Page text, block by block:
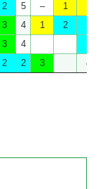
2 5 – 1
3 4 1 2 2
3 4
2
2 2 3 4